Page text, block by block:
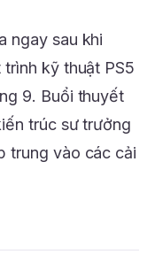
ngay sau khi
kỹ thuật PS5
9. Buổi thuyết
trúc sư trưởng
trung vào các cải